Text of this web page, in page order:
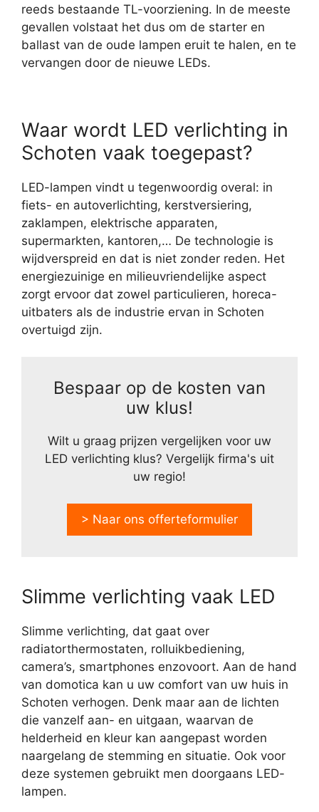
reeds bestaande TL-voorziening. In de meeste
gevallen volstaat het dus om de starter en
ballast van de oude lampen eruit te halen, en te
vervangen door de nieuwe LEDs.
Waar wordt LED verlichting in
Schoten vaak toegepast?
LED-lampen vindt u tegenwoordig overal: in
fiets- en autoverlichting, kerstversiering,
zaklampen, elektrische apparaten,
supermarkten, kantoren,… De technologie is
wijdverspreid en dat is niet zonder reden. Het
energiezuinige en milieuvriendelijke aspect
zorgt ervoor dat zowel particulieren, horeca-
uitbaters als de industrie ervan in Schoten
overtuigd zijn.
Bespaar op de kosten van
uw klus!
Wilt u graag prijzen vergelijken voor uw
LED verlichting klus? Vergelijk firma's uit
uw regio!
> Naar ons offerteformulier
Slimme verlichting vaak LED
Slimme verlichting, dat gaat over
radiatorthermostaten, rolluikbediening,
camera’s, smartphones enzovoort. Aan de hand
van domotica kan u uw comfort van uw huis in
Schoten verhogen. Denk maar aan de lichten
die vanzelf aan- en uitgaan, waarvan de
helderheid en kleur kan aangepast worden
naargelang de stemming en situatie. Ook voor
deze systemen gebruikt men doorgaans LED-
lampen.